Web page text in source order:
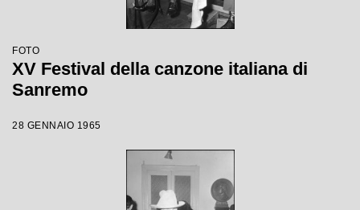
FOTO
XV Festival della canzone italiana di
Sanremo
28 GENNAIO 1965